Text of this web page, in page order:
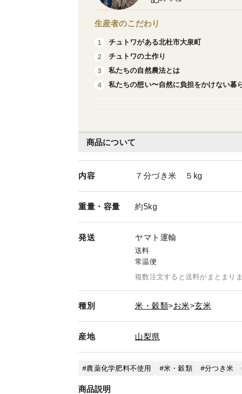
商品について
内容 ７分づき米 ５kg
重量・ 容量 約5kg
発送 ヤマト運輸
送料
常温便
複数注文すると送料がまとまりま
種別 米・穀類 お米 玄米
産地 山梨県
農薬化学肥料不使用 米・穀類 分つき米
商品説明
生産者のこだわり
1
チュトワがある北杜市大泉町
2
チュトワの土作り
3
私たちの自然農法とは
4
私たちの想い〜自然に負担をかけない暮